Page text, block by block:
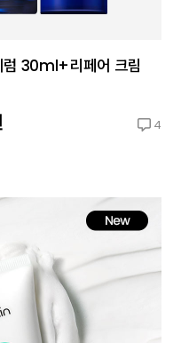
럼 30ml+리페어 크림
4